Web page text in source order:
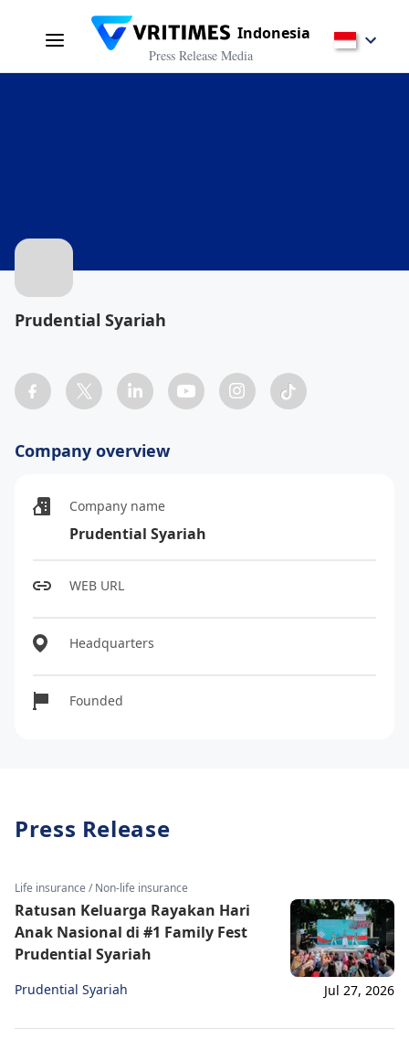
Indonesia
Press Release Media
Prudential Syariah
Company overview
Company name
Prudential Syariah
WEB URL
Headquarters
Founded
Press Release
Life insurance / Non-life insurance
Ratusan Keluarga Rayakan Hari
Anak Nasional di #1 Family Fest
Prudential Syariah
Prudential Syariah Jul 27, 2026